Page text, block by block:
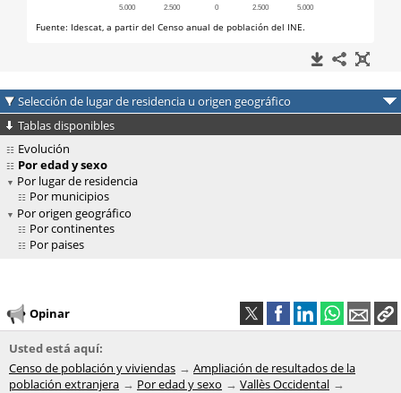
Selección de lugar de residencia u origen geográfico
Tablas disponibles
Evolución
Por edad y sexo
Por lugar de residencia
Por municipios
Por origen geográfico
Por continentes
Por paises
Opinar
Usted está aquí:
Censo de población y viviendas
Ampliación de resultados de la
población extranjera
Por edad y sexo
Vallès Occidental